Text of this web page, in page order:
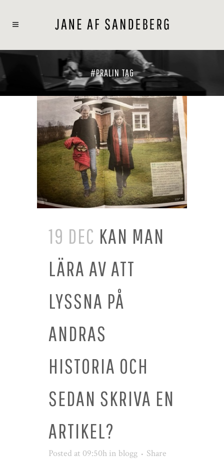
#PRALIN TAG
19 DEC KAN MAN
LÄRA AV ATT
LYSSNA PÅ
ANDRAS
HISTORIA OCH
SEDAN SKRIVA EN
ARTIKEL?
Posted at 09:50h in blogg Share